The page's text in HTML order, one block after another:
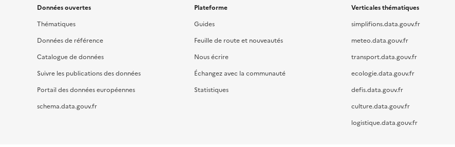
Données ouvertes
Thématiques
Données de référence
Catalogue de données
Suivre les publications des données
Portail des données européennes
schema.data.gouv.fr
Plateforme
Guides
Feuille de route et nouveautés
Nous écrire
Échangez avec la communauté
Statistiques
Verticales thématiques
simplifions.data.gouv.fr
meteo.data.gouv.fr
transport.data.gouv.fr
ecologie.data.gouv.fr
defis.data.gouv.fr
culture.data.gouv.fr
logistique.data.gouv.fr